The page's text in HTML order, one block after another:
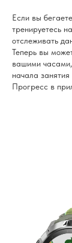
Если вы
тренируетесь
отслеживать
Теперь вы
вашими
начала
Прогресс в